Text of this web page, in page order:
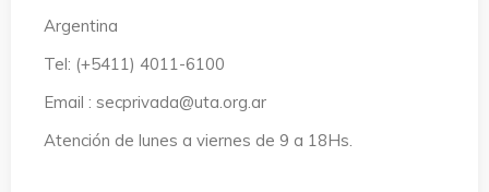
Argentina
Tel: (+5411) 4011-6100
Email : secprivada@uta.org.ar
Atención de lunes a viernes de 9 a 18Hs.